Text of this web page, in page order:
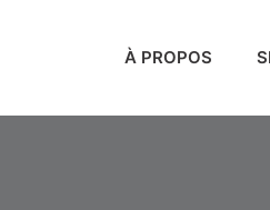
À PROPOS